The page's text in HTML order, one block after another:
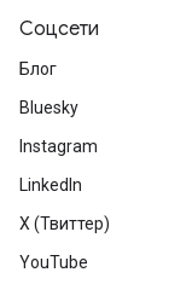
Соцсети
Блог
Bluesky
Instagram
LinkedIn
X (Твиттер)
YouTube